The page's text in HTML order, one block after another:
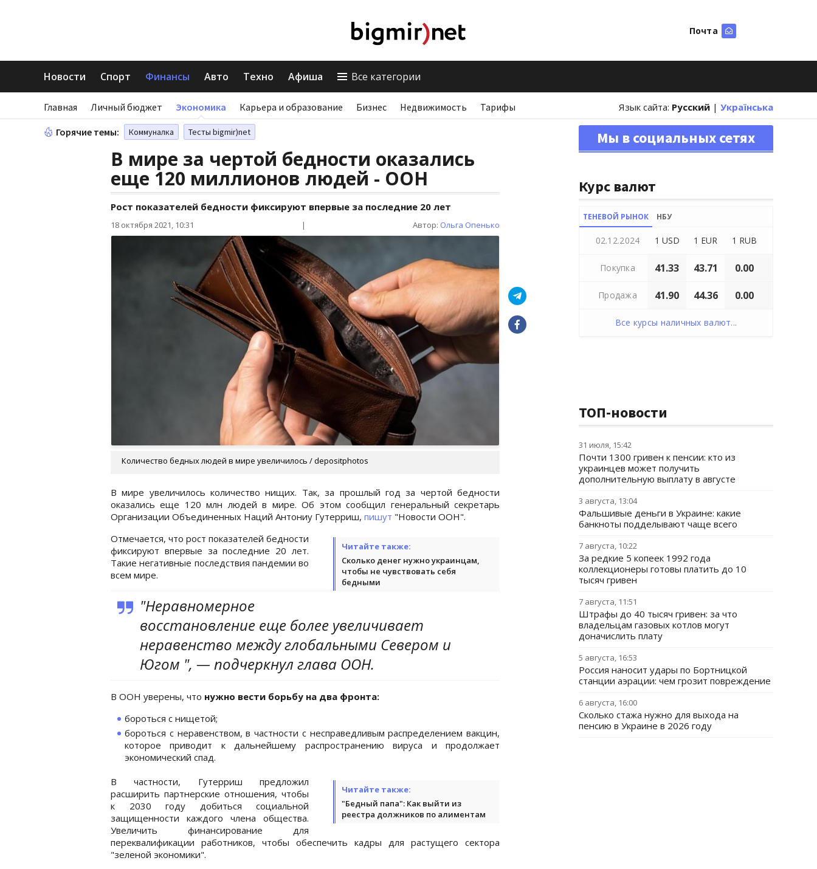
Почта
Новости Спорт Финансы Авто Техно Афиша Все категории
Главная Личный бюджет Экономика Карьера и образование Бизнес Недвижимость Тарифы Язык сайта: Русский | Українська
Горячие темы: Коммуналка Тесты bigmir)net
В мире за чертой бедности оказались
еще 120 миллионов людей - ООН
Рост показателей бедности фиксируют впервые за последние 20 лет
18 октября 2021, 10:31 | Автор: Ольга Опенько
Количество бедных людей в мире увеличилось / depositphotos
В мире увеличилось количество нищих. Так, за прошлый год за чертой бедности
оказались еще 120 млн людей в мире. Об этом сообщил генеральный секретарь
Организации Объединенных Наций Антониу Гутерриш, пишут "Новости ООН".
Читайте также:
Сколько денег нужно украинцам,
чтобы не чувствовать себя
бедными
Отмечается, что рост показателей бедности
фиксируют впервые за последние 20 лет.
Такие негативные последствия пандемии во
всем мире.
"Неравномерное
восстановление еще более увеличивает
неравенство между глобальными Севером и
Югом ", — подчеркнул глава ООН.
В ООН уверены, что нужно вести борьбу на два фронта:
бороться с нищетой;
бороться с неравенством, в частности с несправедливым распределением вакцин,
которое приводит к дальнейшему распространению вируса и продолжает
экономический спад.
Читайте также:
"Бедный папа": Как выйти из
реестра должников по алиментам
В частности, Гутерриш предложил
расширить партнерские отношения, чтобы
к 2030 году добиться социальной
защищенности каждого члена общества.
Увеличить финансирование для
переквалификации работников, чтобы обеспечить кадры для растущего сектора
"зеленой экономики".
Мы в социальных сетях
Курс валют
ТЕНЕВОЙ РЫНОК НБУ
02.12.2024 1 USD 1 EUR 1 RUB
Покупка 41.33 43.71 0.00
Продажа 41.90 44.36 0.00
Все курсы наличных валют...
ТОП-новости
31 июля, 15:42
Почти 1300 гривен к пенсии: кто из
украинцев может получить
дополнительную выплату в августе
3 августа, 13:04
Фальшивые деньги в Украине: какие
банкноты подделывают чаще всего
7 августа, 10:22
За редкие 5 копеек 1992 года
коллекционеры готовы платить до 10
тысяч гривен
7 августа, 11:51
Штрафы до 40 тысяч гривен: за что
владельцам газовых котлов могут
доначислить плату
5 августа, 16:53
Россия наносит удары по Бортницкой
станции аэрации: чем грозит повреждение
6 августа, 16:00
Сколько стажа нужно для выхода на
пенсию в Украине в 2026 году